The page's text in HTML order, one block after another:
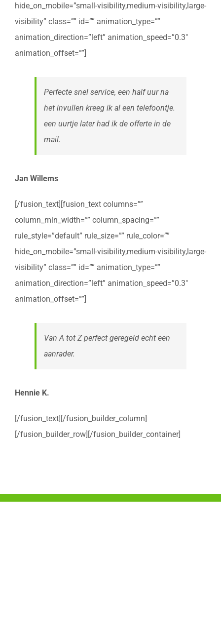
hide_on_mobile=”small-visibility,medium-visibility,large-
visibility” class=”” id=”” animation_type=””
animation_direction=”left” animation_speed=”0.3″
animation_offset=””]
Perfecte snel service, een half uur na
het invullen kreeg ik al een telefoontje.
een uurtje later had ik de offerte in de
mail.
Jan Willems
[/fusion_text][fusion_text columns=””
column_min_width=”” column_spacing=””
rule_style=”default” rule_size=”” rule_color=””
hide_on_mobile=”small-visibility,medium-visibility,large-
visibility” class=”” id=”” animation_type=””
animation_direction=”left” animation_speed=”0.3″
animation_offset=””]
Van A tot Z perfect geregeld echt een
aanrader.
Hennie K.
[/fusion_text][/fusion_builder_column]
[/fusion_builder_row][/fusion_builder_container]